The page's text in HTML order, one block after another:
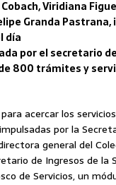
Viridiana
Granda
día
por el secretario
800 trámites y
acercar los
por la
general del
de Ingresos de
de Servicios, un